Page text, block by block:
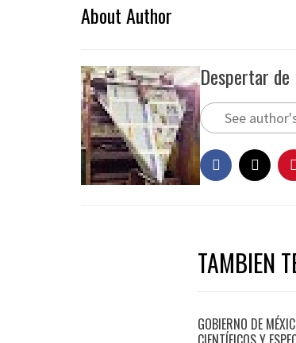
About Author
Despertar
See
TAMBIEN
GOBIERNO DE